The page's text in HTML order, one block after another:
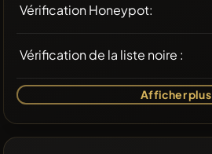
Vérification Honeypot:
Vérification de la liste noire :
Afficher plus